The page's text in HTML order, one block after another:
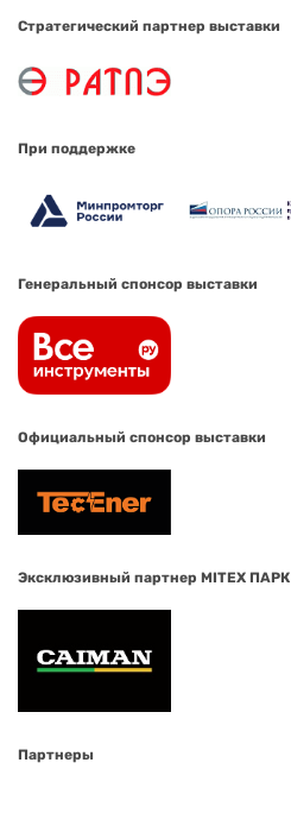
Стратегический партнер выставки
При поддержке
Генеральный спонсор выставки
Официальный спонсор выставки
Эксклюзивный партнер MITEX ПАРК
Партнеры